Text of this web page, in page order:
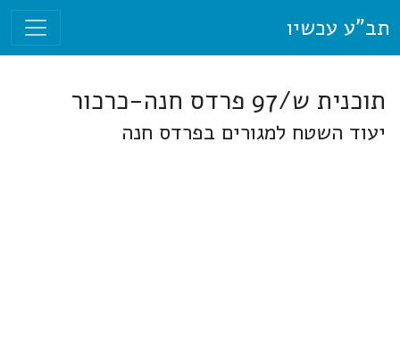
תב"ע עכשיו
תוכנית ש/97 פרדס חנה-כרכור
יעוד השטח למגורים בפרדס חנה